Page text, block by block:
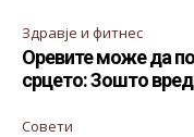
Здравје и фитнес
Оревите може да
срцето: Зошто
Совети